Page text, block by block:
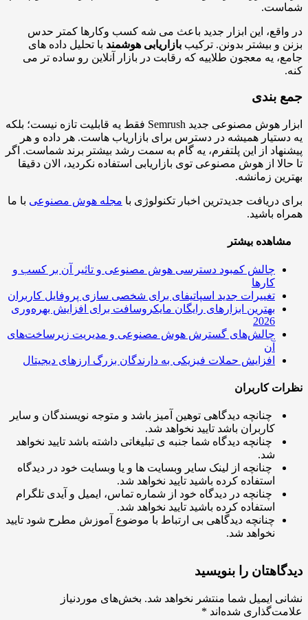
این ابزار جدید باعث می شه کسب وکارها کمتر حدس
و بیشتر بدونن. ترکیببازاریابی هوشمندبا تحلیل داده های
یه معجون طلاییه که رقابت در بازار آنلاین رو ساده تر می
بندی
ابزار هوش مصنوعی جدید Semrush فقط یه قابلیت تازه نیست؛ بلکه
همیشه در دسترس برای بازاریاب هاست. هر داده و هر
از این پلتفرم، یه گام به سمت رشد بیشتر برند شماست. اگر
از هوش مصنوعی توی بازاریابی استفاده نکردید، الان دقیقا
زمانشه.
دریافت جدیدترین اخبار تکنولوژی با مجله هوش مصنوعیبا ما
باشید.
بیشتر
چالش کمبود دسترسی هوش مصنوعی و تاثیر آن بر کسب و
کارها
تغییرات جدید اسپاتیفای برای شخصی سازی پروفایل کاربران
بهترین ابزارهای رایگان مایکروسافت برای افزایش بهره‌وری
چالش‌های گسترش هوش مصنوعی و مدیریت زیرساخت‌های
افزایش حملات فیزیکی به دارندگان بزرگ ارزهای دیجیتال
کاربران
چنانچه دیدگاهی توهین آمیز باشد و متوجه نویسندگان و سایر
کاربران باشد تایید نخواهد شد.
چنانچه دیدگاه شما جنبه ی تبلیغاتی داشته باشد تایید نخواهد
چنانچه از لینک سایر وبسایت ها و یا وبسایت خود در دیدگاه
استفاده کرده باشید تایید نخواهد شد.
چنانچه در دیدگاه خود از شماره تماس، ایمیل و آیدی تلگرام
استفاده کرده باشید تایید نخواهد شد.
چنانچه دیدگاهی بی ارتباط با موضوع آموزش مطرح شود تایید
نخواهد شد.
را بنویسید
ایمیل شما منتشر نخواهد شد. بخش‌های موردنیاز
شده‌اند*